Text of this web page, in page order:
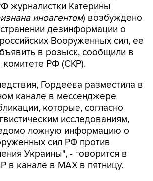
дезинформации о
Вооруженных сил, ее
в розыск, сообщили в
комитете РФ (СКР).
Гордеева разместила в
которые, согласно
исследованиям,
ложную информацию о
сил РФ против
Украины", - говорится в
канале в MAX в пятницу.
что в связи с этим